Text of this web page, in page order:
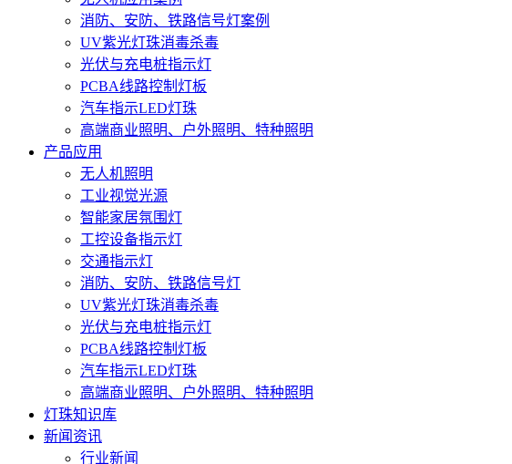
消防、安防、铁路信号灯案例
UV紫光灯珠消毒杀毒
光伏与充电桩指示灯
PCBA线路控制灯板
汽车指示LED灯珠
高端商业照明、户外照明、特种照明
产品应用
无人机照明
工业视觉光源
智能家居氛围灯
工控设备指示灯
交通指示灯
消防、安防、铁路信号灯
UV紫光灯珠消毒杀毒
光伏与充电桩指示灯
PCBA线路控制灯板
汽车指示LED灯珠
高端商业照明、户外照明、特种照明
灯珠知识库
新闻资讯
行业新闻